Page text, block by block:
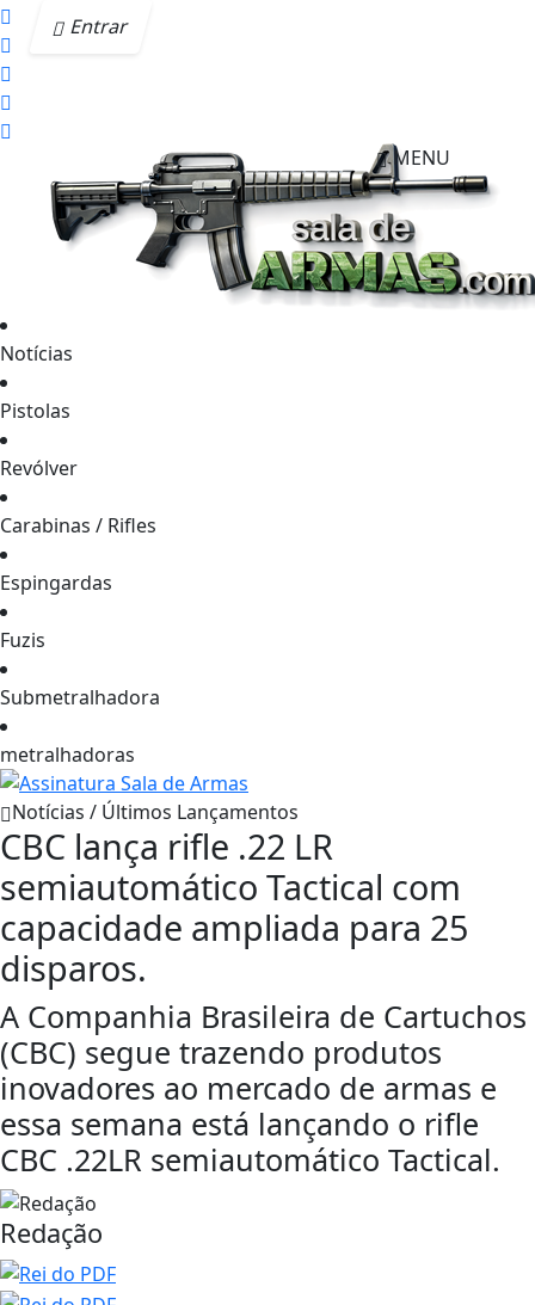
Entrar
MENU
Notícias
Pistolas
Revólver
Carabinas / Rifles
Espingardas
Fuzis
Submetralhadora
metralhadoras
Notícias / Últimos Lançamentos
CBC lança rifle .22 LR
semiautomático Tactical com
capacidade ampliada para 25
disparos.
A Companhia Brasileira de Cartuchos
(CBC) segue trazendo produtos
inovadores ao mercado de armas e
essa semana está lançando o rifle
CBC .22LR semiautomático Tactical.
Redação